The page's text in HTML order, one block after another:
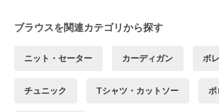
ブラウスを関連カテゴリから探す
ニット・セーター カーディガン ボ
チュニック Tシャツ・カットソー ポ